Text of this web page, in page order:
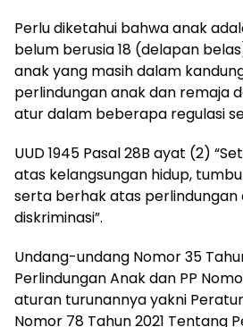
Perlu diketahui bahwa anak
belum berusia 18 (delapan
anak yang masih dalam
perlindungan anak dan remaja
atur dalam beberapa regulasi
UUD 1945 Pasal 28B ayat (2)
atas kelangsungan hidup,
serta berhak atas perlindungan
diskriminasi”.
Undang-undang Nomor 35
Perlindungan Anak dan PP
aturan turunannya yakni
Nomor 78 Tahun 2021 Tentang